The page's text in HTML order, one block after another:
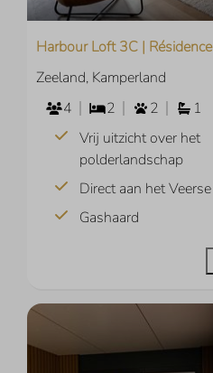
Harbour Loft 3C |
Zeeland, Kamperland
4
2 2
1
Vrij uitzicht over het
polderlandschap
Direct aan het
Gashaard